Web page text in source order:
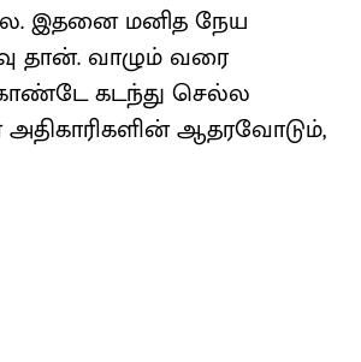
இதனை மனித நேய
தான். வாழும் வரை
கடந்து செல்ல
ஆதரவோடும்,